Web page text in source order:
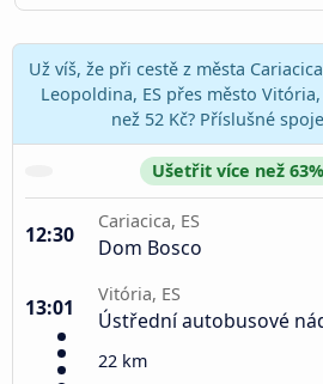
Už víš, že při cestě z města
Leopoldina, ES přes město
než 52 Kč? Příslušné
Ušetřit více než 63%
12:30
Cariacica, ES
Dom Bosco
13:01
Vitória, ES
Ústřední autobusové
22 km